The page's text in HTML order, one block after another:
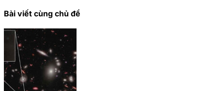
Bài viết cùng chủ đề